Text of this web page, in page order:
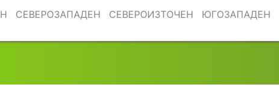
СЕВЕРОЗАПАДЕН СЕВЕРОИЗТОЧЕН ЮГОЗАПАДЕН